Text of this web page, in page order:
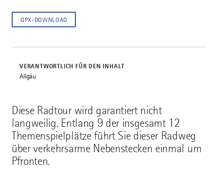
Diese Radtour wird garantiert nicht
langweilig. Entlang 9 der insgesamt 12
Themenspielplätze führt Sie dieser Radweg
über verkehrsarme Nebenstecken einmal um
Pfronten.
GPX-DOWNLOAD
VERANTWORTLICH FÜR DEN INHALT
Allgäu